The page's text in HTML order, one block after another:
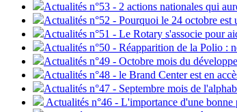
Actualités n°53 - 2 actions nationales qui
Actualités n°52 - Pourquoi le 24 octobre
Actualités n°51 - Le Rotary s'associe pour
Actualités n°50 - Réapparition de la Polio :
Actualités n°49 - Octobre mois du
Actualités n°48 - le Brand Center est en
Actualités n°47 - Septembre mois de
Actualités n°46 - L'importance d'une bonne